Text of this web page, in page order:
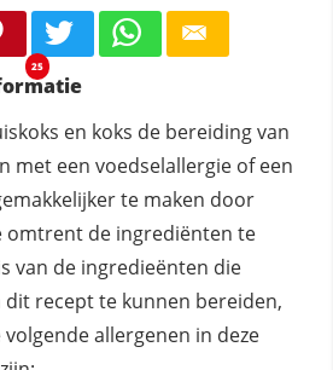
25
en koks de bereiding van
met een voedselallergie of een
te maken door
omtrent de ingrediënten te
van de ingredieënten die
recept te kunnen bereiden,
volgende allergenen in deze